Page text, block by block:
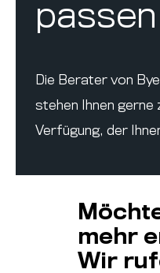
passen
Die Berater von
stehen Ihnen gerne
Verfügung, der
mehr
Wir